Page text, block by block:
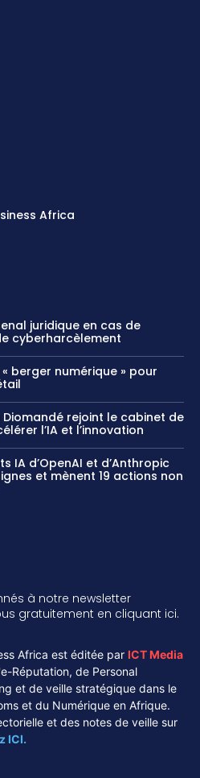
Africa
juridique en cas de
cyberharcèlement
berger numérique » pour
Diomandé rejoint le cabinet de
l’IA et l’innovation
IA d’OpenAI et d’Anthropic
et mènent 19 actions non
à notre newsletter
gratuitement en cliquant ici.
Africa est éditée par ICT Media
Réputation, de Personal
et de veille stratégique dans le
et du Numérique en Afrique.
et des notes de veille sur
ICI.